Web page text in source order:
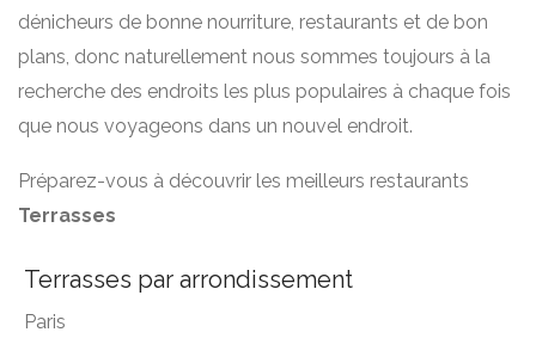
dénicheurs de bonne nourriture, restaurants et de bon
plans, donc naturellement nous sommes toujours à la
recherche des endroits les plus populaires à chaque fois
que nous voyageons dans un nouvel endroit.
Préparez-vous à découvrir les meilleurs restaurants
Terrasses
Terrasses par arrondissement
Paris